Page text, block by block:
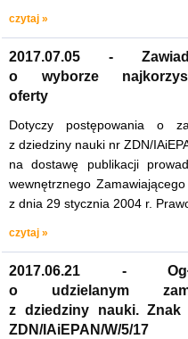
czytaj »
2017.07.05 -
o wyborze
oferty
Dotyczy postępowania o
z dziedziny nauki nr ZDN/
na dostawę publikacji
wewnętrznego
z dnia 29 stycznia 2004 r.
czytaj »
2017.06.21 -
o udzielanym
z dziedziny nauki. Znak
ZDN/IAiEPAN/W/5/17